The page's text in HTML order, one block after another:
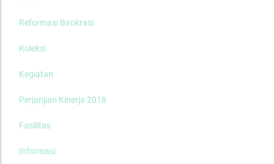
Reformasi Birokrasi
Koleksi
Kegiatan
Perjanjian Kinerja 2018
Fasilitas
Informasi